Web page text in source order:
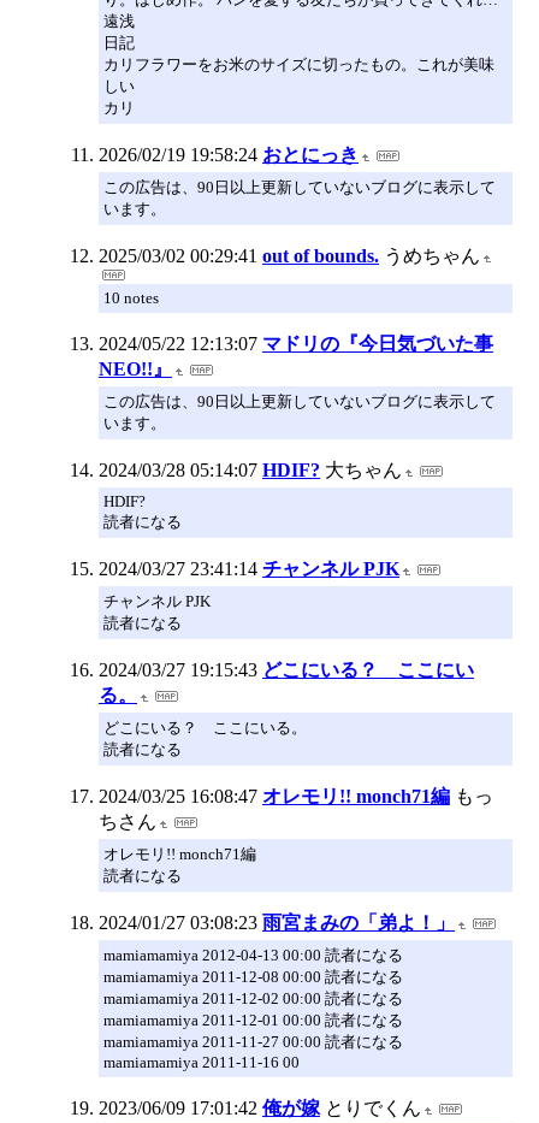
遠浅
日記
カリフラワーをお米のサイズに切ったもの。これが美味
しい
カリ
2026/02/19 19:58:24 おとにっき
この広告は、90日以上更新していないブログに表示して
います。
2025/03/02 00:29:41 out of bounds. うめちゃん
10 notes
2024/05/22 12:13:07 マドリの『今日気づいた事
NEO!!』
この広告は、90日以上更新していないブログに表示して
います。
2024/03/28 05:14:07 HDIF? 大ちゃん
HDIF?
読者になる
2024/03/27 23:41:14 チャンネル PJK
チャンネル PJK
読者になる
2024/03/27 19:15:43 どこにいる？ ここにい
る。
どこにいる？ ここにいる。
読者になる
2024/03/25 16:08:47 オレモリ!! monch71編 もっ
ちさん
オレモリ!! monch71編
読者になる
2024/01/27 03:08:23 雨宮まみの「弟よ！」
mamiamamiya 2012-04-13 00:00 読者になる
mamiamamiya 2011-12-08 00:00 読者になる
mamiamamiya 2011-12-02 00:00 読者になる
mamiamamiya 2011-12-01 00:00 読者になる
mamiamamiya 2011-11-27 00:00 読者になる
mamiamamiya 2011-11-16 00
2023/06/09 17:01:42 俺が嫁 とりでくん